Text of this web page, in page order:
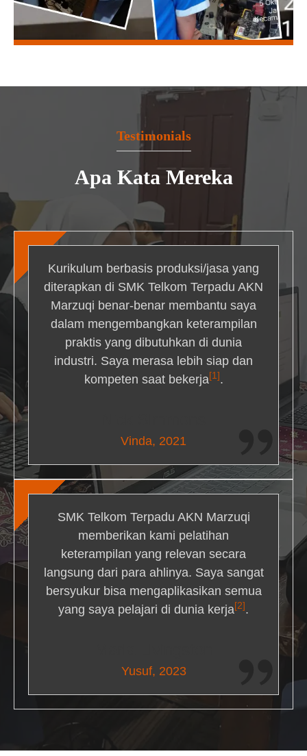
Testimonials
Apa Kata Mereka
Kurikulum berbasis produksi/jasa yang
diterapkan di SMK Telkom Terpadu AKN
Marzuqi benar-benar membantu saya
dalam mengembangkan keterampilan
praktis yang dibutuhkan di dunia
industri. Saya merasa lebih siap dan
kompeten saat bekerja[1] .
Vinda, 2021
SMK Telkom Terpadu AKN Marzuqi
memberikan kami pelatihan
keterampilan yang relevan secara
langsung dari para ahlinya. Saya sangat
bersyukur bisa mengaplikasikan semua
yang saya pelajari di dunia kerja[2] .
Yusuf, 2023